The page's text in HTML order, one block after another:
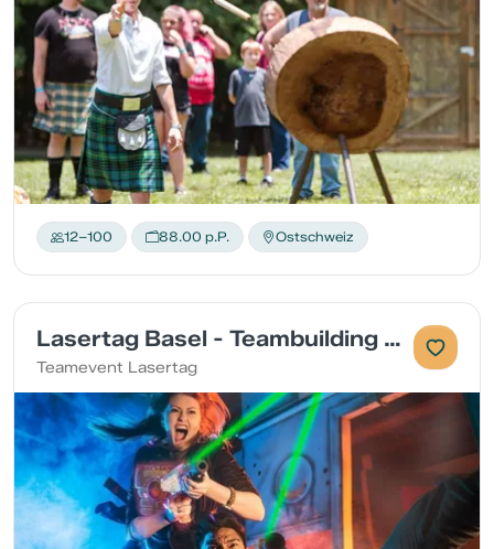
12–100 88.00 p.P. Ostschweiz
Lasertag Basel - Teambuilding mit Apéro und Catering
Teamevent Lasertag